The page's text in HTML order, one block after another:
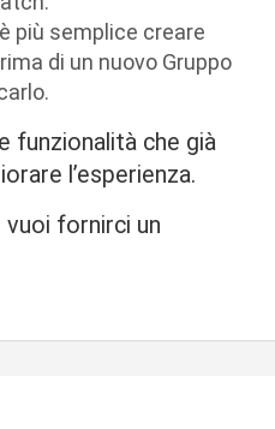
più semplice creare
di un nuovo Gruppo
funzionalità che già
l’esperienza.
vuoi fornirci un